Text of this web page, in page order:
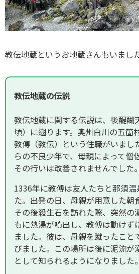
教伝地蔵というお地蔵さんもいました
教伝地蔵の伝説
教伝地蔵に関する伝説は、後醍醐
頃）に遡ります。奥州白川の五箇
教傅（教伝）という住職がいまし
らの不良少年で、母親によって僧
その行いは改善されませんでした。
1336年に教傅は友人たちと那須
た。出発の日、母親が用意した朝
その後殺生石を訪れた際、突然の
もに熱湯が噴出し、教傅は動けず
ました。彼は、母親を蹴ったこと
びました。この場所は後に泥流が
として知られるようになりました。